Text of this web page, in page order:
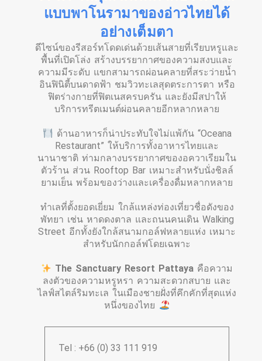
แบบพาโนรามาของอ่าวไทยได้
อย่างเต็มตา
ดีไซน์ของรีสอร์ทโดดเด่นด้วยเส้นสายที่เรียบหรูและ
พื้นที่เปิดโล่ง สร้างบรรยากาศของความสงบและ
ความมีระดับ แขกสามารถผ่อนคลายที่สระว่ายน้ำ
อินฟินิตี้บนดาดฟ้า ชมวิวทะเลสุดตระการตา หรือ
ฟิตร่างกายที่ฟิตเนสครบครัน และยังมีสปาให้
บริการทรีตเมนต์ผ่อนคลายอีกหลากหลาย
ด้านอาหารก็น่าประทับใจไม่แพ้กัน “Oceana
Restaurant” ให้บริการทั้งอาหารไทยและ
นานาชาติ ท่ามกลางบรรยากาศของอควาเรียมใน
ตัวร้าน ส่วน Rooftop Bar เหมาะสำหรับนั่งชิลล์
ยามเย็น พร้อมของว่างและเครื่องดื่มหลากหลาย
ทำเลที่ตั้งยอดเยี่ยม ใกล้แหล่งท่องเที่ยวชื่อดังของ
พัทยา เช่น หาดดงตาล และถนนคนเดิน Walking
Street อีกทั้งยังใกล้สนามกอล์ฟหลายแห่ง เหมาะ
สำหรับนักกอล์ฟโดยเฉพาะ
The Sanctuary Resort Pattaya คือความ
ลงตัวของความหรูหรา ความสะดวกสบาย และ
ไลฟ์สไตล์ริมทะเล ในเมืองชายฝั่งที่คึกคักที่สุดแห่ง
หนึ่งของไทย
Tel : +66 (0) 33 111 919